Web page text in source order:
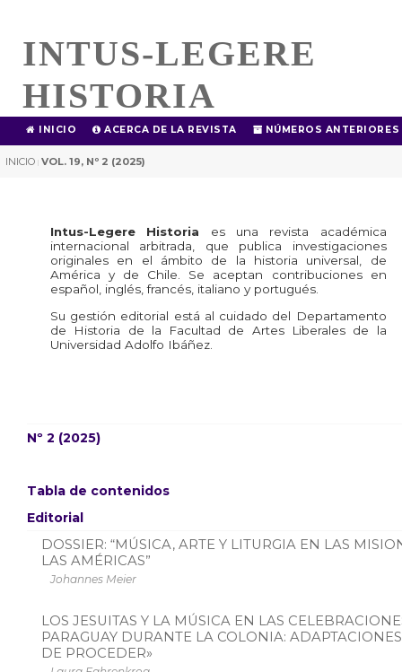
INTUS-LEGERE
HISTORIA
INICIO ACERCA DE LA REVISTA NÚMEROS ANTERIORES
INICIO | VOL. 19, Nº 2 (2025)
Intus-Legere Historia es una revista académica
internacional arbitrada, que publica investigaciones
originales en el ámbito de la historia universal, de
América y de Chile. Se aceptan contribuciones en
español, inglés, francés, italiano y portugués.
Su gestión editorial está al cuidado del Departamento
de Historia de la Facultad de Artes Liberales de la
Universidad Adolfo Ibáñez.
Nº 2 (2025)
Tabla de contenidos
Editorial
DOSSIER: “MÚSICA, ARTE Y LITURGIA EN LAS
LAS AMÉRICAS”
Johannes Meier
LOS JESUITAS Y LA MÚSICA EN LAS
PARAGUAY DURANTE LA COLONIA:
DE PROCEDER»